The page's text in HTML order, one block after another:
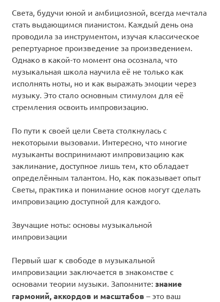
Света, будучи юной и амбициозной, всегда мечтала
стать выдающимся пианистом. Каждый день она
проводила за инструментом, изучая классическое
репертуарное произведение за произведением.
Однако в какой-то момент она осознала, что
музыкальная школа научила её не только как
исполнять ноты, но и как выражать эмоции через
музыку. Это стало основным стимулом для её
стремления освоить импровизацию.
По пути к своей цели Света столкнулась с
некоторыми вызовами. Интересно, что многие
музыканты воспринимают импровизацию как
заклинание, доступное лишь тем, кто обладает
определённым талантом. Но, как показывает опыт
Светы, практика и понимание основ могут сделать
импровизацию доступной для каждого.
Звучащие ноты: основы музыкальной
импровизации
Первый шаг к свободе в музыкальной
импровизации заключается в знакомстве с
основами теории музыки. Запомните: знание
гармоний, аккордов и масштабов – это ваш